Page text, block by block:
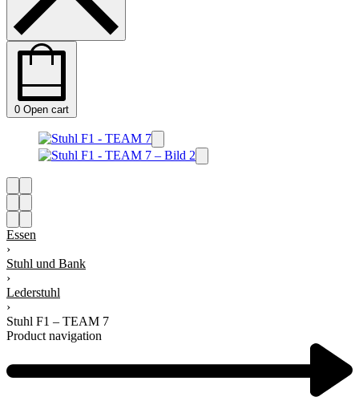
0 Open cart
Essen
›
Stuhl und Bank
›
Lederstuhl
›
Stuhl F1 – TEAM 7
Product navigation